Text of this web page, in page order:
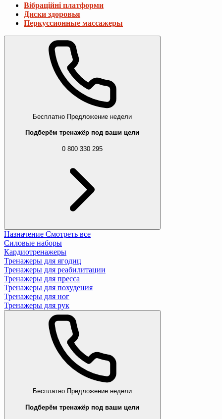
Вібраційні платформи
Диски здоровья
Перкуссионные массажеры
Бесплатно Предложение недели
Подберём тренажёр под ваши цели
0 800 330 295
Назначение Смотреть все
Силовые наборы
Кардиотренажеры
Тренажеры для ягодиц
Тренажеры для реабилитации
Тренажеры для пресса
Тренажеры для похудения
Тренажеры для ног
Тренажеры для рук
Бесплатно Предложение недели
Подберём тренажёр под ваши цели